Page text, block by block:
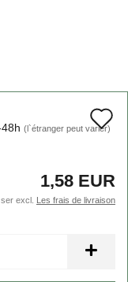
(l`étranger peut varier)
1,58 EUR
excl. Les frais de livraison